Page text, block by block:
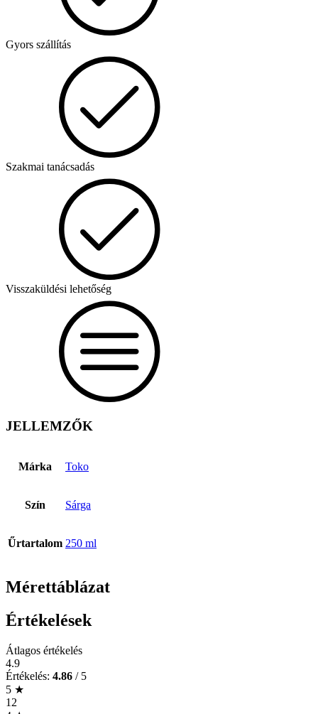
Gyors szállítás
Szakmai tanácsadás
Visszaküldési lehetőség
JELLEMZŐK
Márka Toko
Szín Sárga
Űrtartalom 250 ml
Mérettáblázat
Értékelések
Átlagos értékelés
4.9
Értékelés: 4.86 / 5
5 ★
12